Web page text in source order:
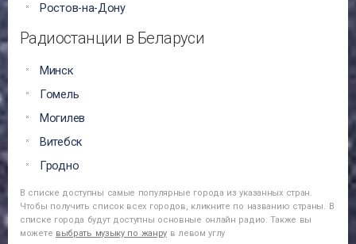
Ростов-на-Дону
Радиостанции в Беларуси
Минск
Гомель
Могилев
Витебск
Гродно
В списке доступны самые популярные города из указанных стран.
Чтобы получить список всех городов, кликните по названию страны. В
списке города будут доступны основные онлайн радио. Также вы
можете выбрать музыку по жанру в левом углу